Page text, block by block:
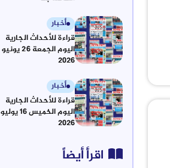
أخبار
قراءة للأحداث الجارية
اليوم الجمعة 26 يونيو
2026
أخبار
قراءة للأحداث الجارية
اليوم الخميس 16 يوليو
2026
اقرأ أيضاً